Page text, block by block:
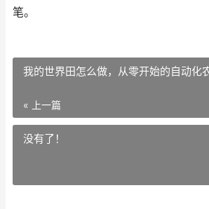
笔。
我的世界田怎么做，从零开始的自动化
« 上一篇
没有了！